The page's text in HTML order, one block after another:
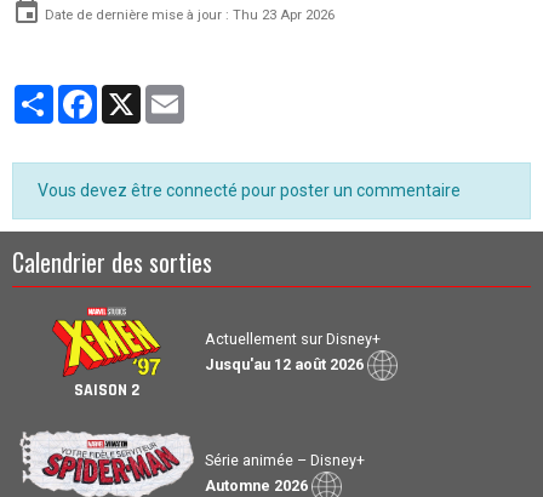
Date de dernière mise à jour : Thu 23 Apr 2026
PartagerFacebook
X
Vous devez être connecté pour poster un commentaire
Calendrier des sorties
SAISON 2
Actuellement sur Disney+
Jusqu'au 12 août 2026
Série animée – Disney+
Automne 2026